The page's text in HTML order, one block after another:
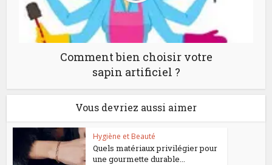
Comment bien choisir votre
sapin artificiel ?
Vous devriez aussi aimer
Hygiène et Beauté
Quels matériaux privilégier pour
une gourmette durable...